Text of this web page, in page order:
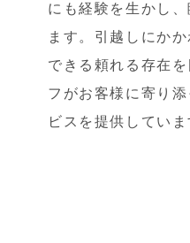
にも経験を生かし
ます。引越しにか
できる頼れる存在
フがお客様に寄り
ビスを提供していま